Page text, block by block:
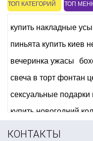
ТОП КАТЕГОРИЙ ТОП
купить накладные
пиньята купить киев
вечеринка ужасы
свеча в торт фонтан
сексуальные подарки
купить новогодний
КОНТАКТЫ